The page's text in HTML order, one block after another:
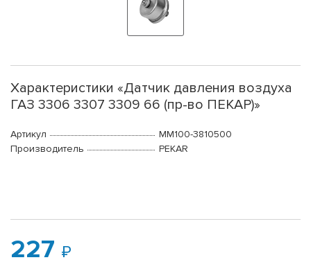
Характеристики «Датчик давления воздуха
ГАЗ 3306 3307 3309 66 (пр-во ПЕКАР)»
Артикул
ММ100-3810500
Производитель
PEKAR
227